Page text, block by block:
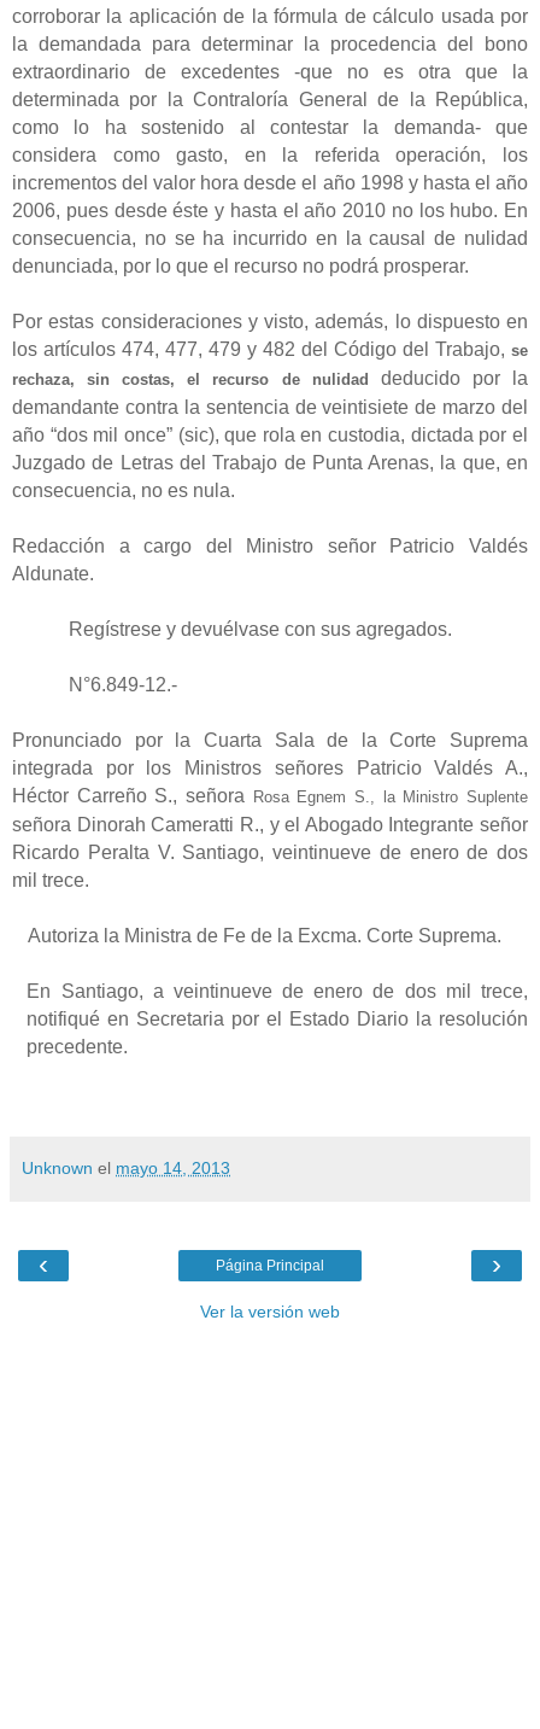
corroborar la aplicación de la fórmula de cálculo usada por
la demandada para determinar la procedencia del bono
extraordinario de excedentes -que no es otra que la
determinada por la Contraloría General de la República,
como lo ha sostenido al contestar la demanda- que
considera como gasto, en la referida operación, los
incrementos del valor hora desde el año 1998 y hasta el año
2006, pues desde éste y hasta el año 2010 no los hubo. En
consecuencia, no se ha incurrido en la causal de nulidad
denunciada, por lo que el recurso no podrá prosperar.
Por estas consideraciones y visto, además, lo dispuesto en
los artículos 474, 477, 479 y 482 del Código del Trabajo, se
rechaza, sin costas, el recurso de nulidad deducido por la
demandante contra la sentencia de veintisiete de marzo del
año “dos mil once” (sic), que rola en custodia, dictada por el
Juzgado de Letras del Trabajo de Punta Arenas, la que, en
consecuencia, no es nula.
Redacción a cargo del Ministro señor Patricio Valdés
Aldunate.
Regístrese y devuélvase con sus agregados.
N°6.849-12.-
Pronunciado por la Cuarta Sala de la Corte Suprema
integrada por los Ministros señores Patricio Valdés A.,
Héctor Carreño S., señora Rosa Egnem S., la Ministro Suplente
señora Dinorah Cameratti R., y el Abogado Integrante señor
Ricardo Peralta V. Santiago, veintinueve de enero de dos
mil trece.
Autoriza la Ministra de Fe de la Excma. Corte Suprema.
En Santiago, a veintinueve de enero de dos mil trece,
notifiqué en Secretaria por el Estado Diario la resolución
precedente.
Unknown el mayo 14, 2013
‹ ›
Página Principal
Ver la versión web